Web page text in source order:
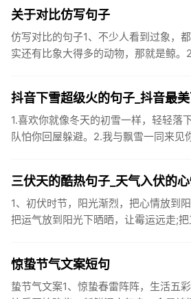
关于对比仿写句子
仿写对比的句子1、不少人看到过象，
实还有比象大得多的动物，那就是鲸。
抖音下雪超级火的句子_抖音最
1.喜欢你就像冬天的初雪一样，轻轻落
队怕你回屋躲避。2.我与飘雪一同来见
三伏天的酷热句子_天气入伏的
1、初伏时节，阳光渐烈，把心情放到
把运气放到阳光下晒晒，让霉运远走;
惊蛰节气文案短句
蛰节气文案1、惊蛰春雷阵阵，生活五